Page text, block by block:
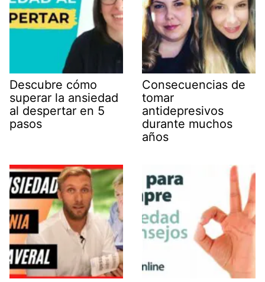
Descubre cómo
superar la ansiedad
al despertar en 5
pasos
Consecuencias de
tomar
antidepresivos
durante muchos
años